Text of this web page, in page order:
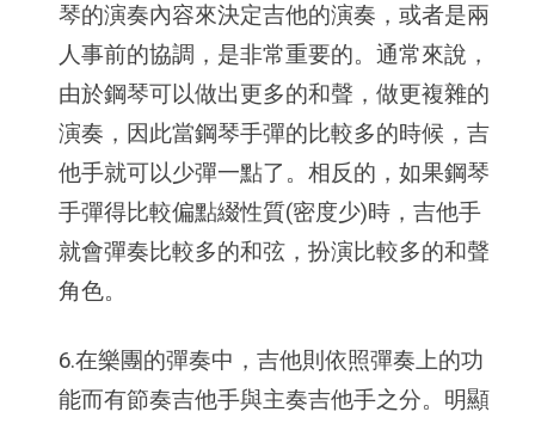
琴的演奏內容來決定吉他的演奏，或者是兩
人事前的協調，是非常重要的。通常來說，
由於鋼琴可以做出更多的和聲，做更複雜的
演奏，因此當鋼琴手彈的比較多的時候，吉
他手就可以少彈一點了。相反的，如果鋼琴
手彈得比較偏點綴性質(密度少)時，吉他手
就會彈奏比較多的和弦，扮演比較多的和聲
角色。
6.在樂團的彈奏中，吉他則依照彈奏上的功
能而有節奏吉他手與主奏吉他手之分。明顯